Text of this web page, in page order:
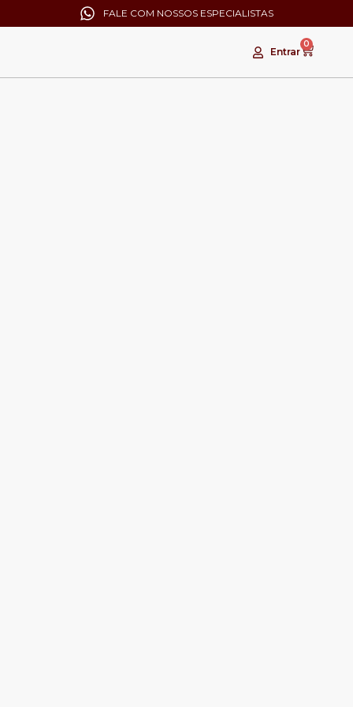
FALE COM NOSSOS ESPECIALISTAS
Entrar
0